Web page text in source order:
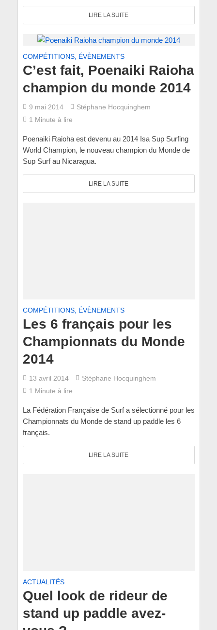
LIRE LA SUITE
COMPÉTITIONS, ÉVÈNEMENTS
C’est fait, Poenaiki Raioha
champion du monde 2014
9 mai 2014
Stéphane Hocquinghem
1 Minute à lire
Poenaiki Raioha est devenu au 2014 Isa Sup Surfing
World Champion, le nouveau champion du Monde de
Sup Surf au Nicaragua.
LIRE LA SUITE
COMPÉTITIONS, ÉVÈNEMENTS
Les 6 français pour les
Championnats du Monde
2014
13 avril 2014
Stéphane Hocquinghem
1 Minute à lire
La Fédération Française de Surf a sélectionné pour les
Championnats du Monde de stand up paddle les 6
français.
LIRE LA SUITE
ACTUALITÉS
Quel look de rideur de
stand up paddle avez-